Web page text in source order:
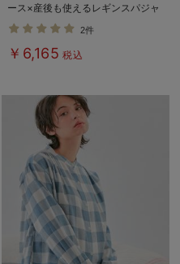
ース×産後も使えるレギンスパジャ
マ【出産後も長く使える】
2件
￥6,165 税込